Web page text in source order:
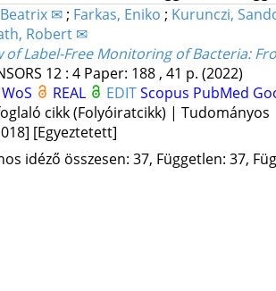
✉; Farkas, Eniko ; Kurunczi,
Robert ✉
of Label-Free Monitoring of Bacteria:
12: 4 Paper: 188 , 41 p. (2022)
WoS REAL EDITScopus PubMed
cikk (Folyóiratcikk) | Tudományos
[Egyeztetett]
idéző összesen: 37, Független: 37,